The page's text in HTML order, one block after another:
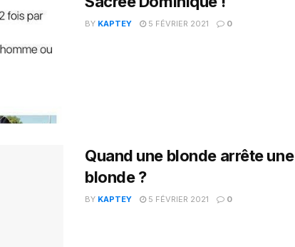
BY KAPTEY 5 FÉVRIER 2021 0
Quand une blonde arrête une
blonde ?
BY KAPTEY 5 FÉVRIER 2021 0